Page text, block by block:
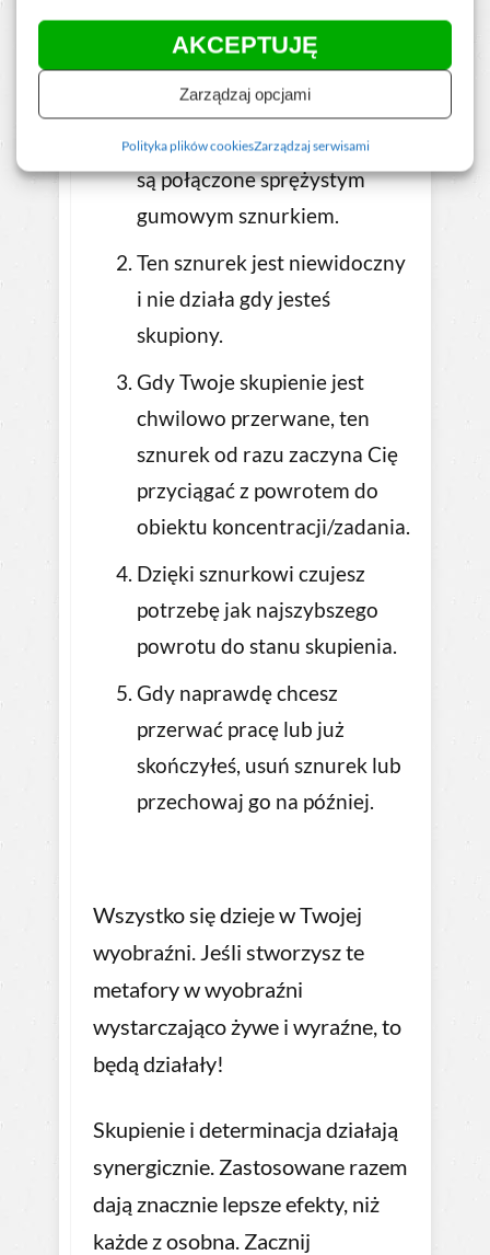
AKCEPTUJĘ
Zarządzaj opcjami
Polityka plików cookiesZarządzaj serwisami
stanu skupienia. I w tym pomoże
Ci jeszcze jedna metafora.
Wyobraź sobie, że Twój nos i
obiekt koncentracji /zadanie
są połączone sprężystym
gumowym sznurkiem.
Ten sznurek jest niewidoczny
i nie działa gdy jesteś
skupiony.
Gdy Twoje skupienie jest
chwilowo przerwane, ten
sznurek od razu zaczyna Cię
przyciągać z powrotem do
obiektu koncentracji/zadania.
Dzięki sznurkowi czujesz
potrzebę jak najszybszego
powrotu do stanu skupienia.
Gdy naprawdę chcesz
przerwać pracę lub już
skończyłeś, usuń sznurek lub
przechowaj go na później.
Wszystko się dzieje w Twojej
wyobraźni. Jeśli stworzysz te
metafory w wyobraźni
wystarczająco żywe i wyraźne, to
będą działały!
Skupienie i determinacja działają
synergicznie. Zastosowane razem
dają znacznie lepsze efekty, niż
każde z osobna. Zacznij